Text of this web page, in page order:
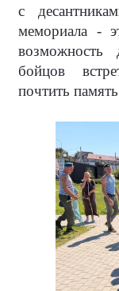
с
мемориала -
возможность
бойцов
почтить